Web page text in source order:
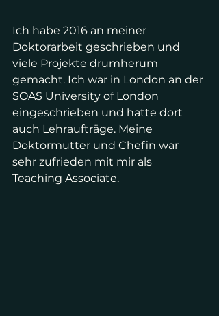
Ich habe 2016 an meiner
Doktorarbeit geschrieben und
viele Projekte drumherum
gemacht. Ich war in London an der
SOAS University of London
eingeschrieben und hatte dort
auch Lehraufträge. Meine
Doktormutter und Chefin war
sehr zufrieden mit mir als
Teaching Associate.